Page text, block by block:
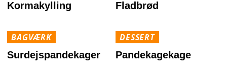
Kormakylling
Fladbrød
BAGVÆRK
Surdejspandekager
DESSERT
Pandekagekage